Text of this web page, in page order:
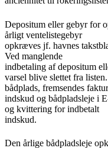
Depositum eller gebyr for
årligt ventelistegebyr
opkræves jf. havnes
Ved manglende
indbetaling af depositum
varsel blive slettet fra
bådplads, fremsendes
indskud og bådpladsleje i
og kvittering for indbetalt
indskud.
Den årlige bådpladsleje